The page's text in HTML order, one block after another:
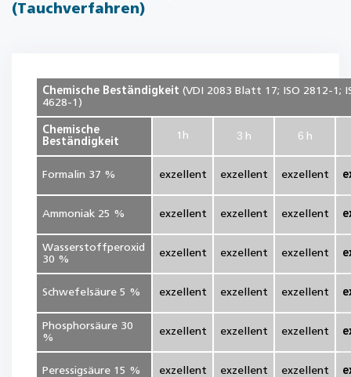
(Tauchverfahren)
Chemische Beständigkeit(VDI 2083 Blatt 17; ISO 2812-1;
4628-1)
Chemische
Beständigkeit
1 h 3 h 6 h
Formalin 37 % exzellent exzellent exzellent
Ammoniak 25 % exzellent exzellent exzellent
Wasserstoffperoxid
30 %
exzellent exzellent exzellent
Schwefelsäure 5 % exzellent exzellent exzellent
Phosphorsäure 30
%
exzellent exzellent exzellent
Peressigsäure 15 % exzellent exzellent exzellent